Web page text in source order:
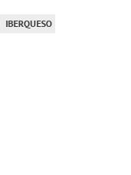
IBERQUESO